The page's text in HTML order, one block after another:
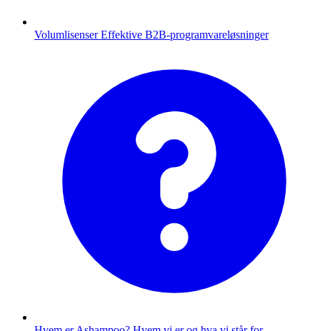
Volumlisenser Effektive B2B-programvareløsninger